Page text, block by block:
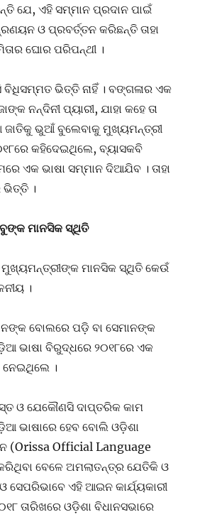
ଯେ, ଏହି ସମ୍ମାନ ପ୍ରଦାନ ପାଇଁ
ଓ ପ୍ରବର୍ତ୍ତନ କରିଛନ୍ତି ତାହା
ଘୋର ପରିପନ୍ଥୀ ।
ଭିତ୍ତି ନାହିଁ । ବଙ୍ଗଳାର ଏକ
ନନ୍ଦିନୀ ପ୍ୟାରୀ, ଯାହା କହେ ତା
ଭୁଆଁ ବୁଲେବାକୁ ମୁଖ୍ୟମନ୍ତ୍ରୀ
କହିଦେଇଥିଲେ, ବ୍ୟାସକବି
ଏକ ଭାଷା ସମ୍ମାନ ଦିଆଯିବ । ତାହା
ଭିତ୍ତି ।
ମାନସିକ ସ୍ଥିତି
ମୁଖ୍ୟମନ୍ତ୍ରୀଙ୍କ ମାନସିକ ସ୍ଥିତି କେଉଁ
।
ବୋଲରେ ପଡ଼ି ବା ସେମାନଙ୍କ
ଭାଷା ବିରୁଦ୍ଧରେ ୨୦୧୮ରେ ଏକ
ନେଇଥିଲେ ।
ଓ ଯେକୌଣସି ଦାପ୍ତରିକ କାମ
ଭାଷାରେ ହେବ ବୋଲି ଓଡ଼ିଶା
(Orissa Official Language
ବେଳେ ଅମଲାତନ୍ତ୍ର ଯେତିକି ଓ
ସେପରିଭାବେ ଏହି ଆଇନ କାର୍ଯ୍ୟକାରୀ
ତାରିଖରେ ଓଡ଼ିଶା ବିଧାନସଭାରେ